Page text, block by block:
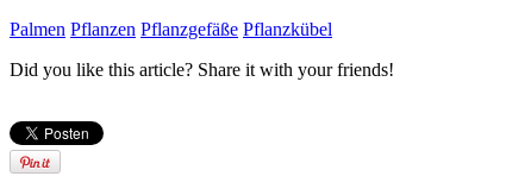
Palmen Pflanzen Pflanzgefäße Pflanzkübel
Did you like this article? Share it with your friends!